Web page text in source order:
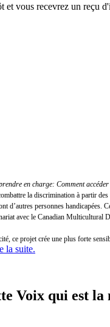
et vous recevrez un reçu
en charge: Comment
la discrimination à partir
d’autres personnes
avec le Canadian
ce projet crée une plus forte
la suite.
Voix qui est la